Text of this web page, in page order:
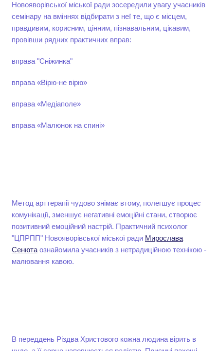
Новояворівської міської ради зосередили увагу учасників
семінару на вміннях відбирати з неї те, що є місцем,
правдивим, корисним, цінним, пізнавальним, цікавим,
провівши рядних практичних вправ:
вправа "Сніжинка"
вправа «Вірю-не вірю»
вправа «Медіаполе»
вправа «Малюнок на спині»
Метод арттерапії чудово знімає втому, полегшує процес
комунікації, зменшує негативні емоційні стани, створює
позитивний емоційний настрій. Практичний психолог
"ЦПРПП" Новояворівської міської ради Мирослава
Сенюта ознайомила учасників з нетрадиційною технікою -
малювання кавою.
В переддень Різдва Христового кожна людина вірить в